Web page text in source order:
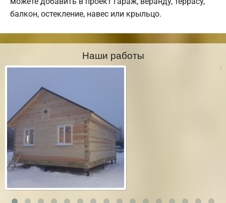
балкон, остекление, навес или крыльцо.
Наши работы